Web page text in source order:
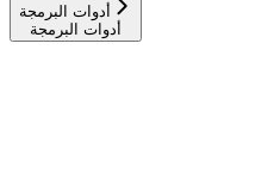
أدوات البرمجة
أدوات البرمجة